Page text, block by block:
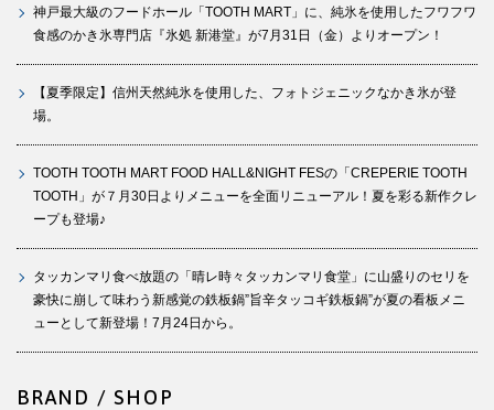
神戸最大級のフードホール「TOOTH MART」に、純氷を使用したフワフワ
食感のかき氷専門店『氷処 新港堂』が7月31日（金）よりオープン！
【夏季限定】信州天然純氷を使用した、フォトジェニックなかき氷が登
場。
TOOTH TOOTH MART FOOD HALL&NIGHT FESの「CREPERIE TOOTH
TOOTH」が７月30日よりメニューを全面リニューアル！夏を彩る新作クレ
ープも登場♪
タッカンマリ食べ放題の「晴レ時々タッカンマリ食堂」に山盛りのセリを
豪快に崩して味わう新感覚の鉄板鍋”旨辛タッコギ鉄板鍋”が夏の看板メニ
ューとして新登場！7月24日から。
BRAND / SHOP